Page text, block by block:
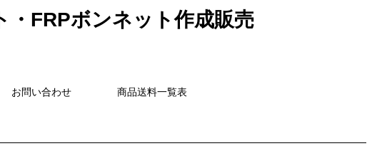
FRPボンネット作成販売
お問い合わせ 商品送料一覧表